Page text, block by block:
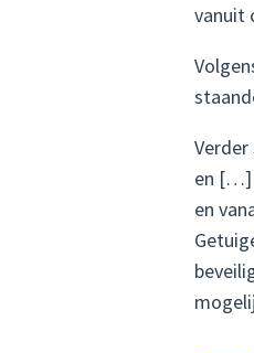
vanuit
en […]
en